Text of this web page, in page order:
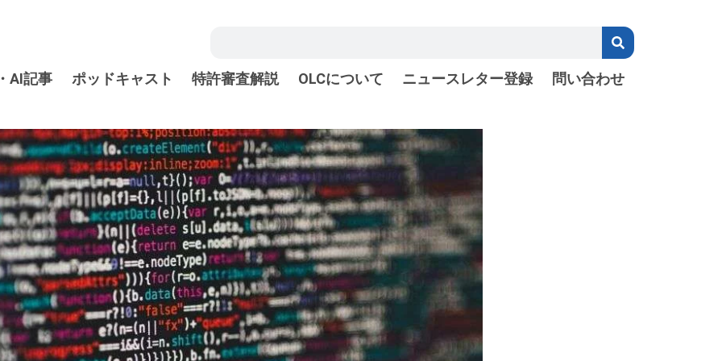
AI記事 ポッドキャスト 特許審査解説 OLCについて ニュースレター登録 問い合わせ